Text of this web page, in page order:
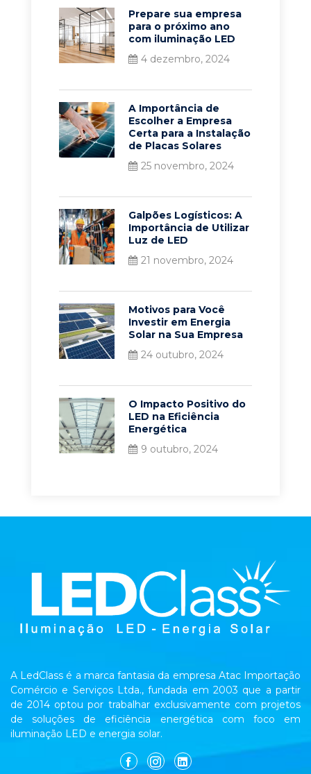
Prepare sua empresa
para o próximo ano
com iluminação LED
4 dezembro, 2024
A Importância de
Escolher a Empresa
Certa para a Instalação
de Placas Solares
25 novembro, 2024
Galpões Logísticos: A
Importância de Utilizar
Luz de LED
21 novembro, 2024
Motivos para Você
Investir em Energia
Solar na Sua Empresa
24 outubro, 2024
O Impacto Positivo do
LED na Eficiência
Energética
9 outubro, 2024
A LedClass é a marca fantasia da empresa Atac Importação
Comércio e Serviços Ltda., fundada em 2003 que a partir
de 2014 optou por trabalhar exclusivamente com projetos
de soluções de eficiência energética com foco em
iluminação LED e energia solar.